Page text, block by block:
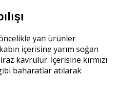
yan ürünler
içerisine yarım soğan
kavrulur. İçerisine kırmızı
baharatlar atılarak